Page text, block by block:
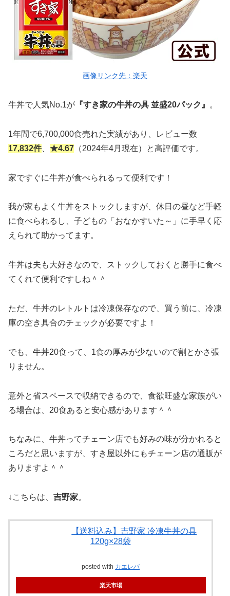
画像リンク先：楽天
牛丼で人気No.1が 『すき家の牛丼の具 並盛20パック』 。
1年間で6,700,000食売れた実績があり、レビュー数
17,832件、 ★4.67 （2024年4月現在）と高評価です。
家ですぐに牛丼が食べられるって便利です！
我が家もよく牛丼をストックしますが、休日の昼など手軽
に食べられるし、子どもの「おなかすいた～」に手早く応
えられて助かってます。
牛丼は夫も大好きなので、ストックしておくと勝手に食べ
てくれて便利ですしね＾＾
ただ、牛丼のレトルトは冷凍保存なので、買う前に、冷凍
庫の空き具合のチェックが必要ですよ！
でも、牛丼20食って、1食の厚みが少ないので割とかさ張
りません。
意外と省スペースで収納できるので、食欲旺盛な家族がい
る場合は、20食あると安心感があります＾＾
ちなみに、牛丼ってチェーン店でも好みの味が分かれると
ころだと思いますが、すき屋以外にもチェーン店の通販が
ありますよ＾＾
↓こちらは、 吉野家。
【送料込み】吉野家 冷凍牛丼の具
120g×28袋
posted with カエレバ
楽天市場